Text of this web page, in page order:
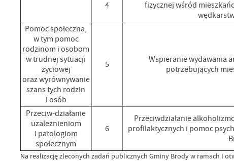
4
fizycznej wśród
Pomoc społeczna,
w tym pomoc
rodzinom i osobom
w trudnej sytuacji
życiowej
oraz wyrównywanie
szans tych rodzin
i osób
5
Wspieranie wydawania
potrzebujących
Przeciw-działanie
uzależnieniom
i patologiom
społecznym
6
Przeciwdziałanie
profilaktycznych i pomoc
Na realizację zleconych zadań publicznych Gminy Brody w ramach I